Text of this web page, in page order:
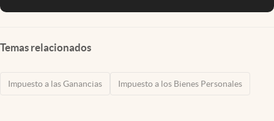
Temas relacionados
Impuesto a las Ganancias Impuesto a los Bienes Personales